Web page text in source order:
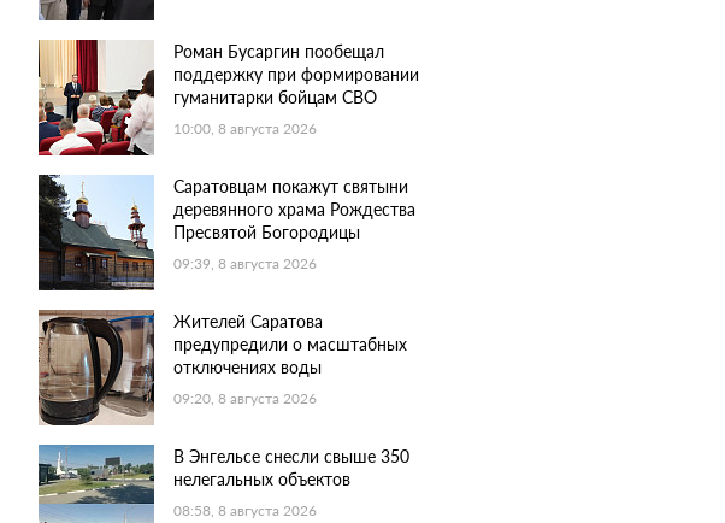
Роман Бусаргин пообещал
поддержку при формировании
гуманитарки бойцам СВО
10:00, 8 августа 2026
Саратовцам покажут святыни
деревянного храма Рождества
Пресвятой Богородицы
09:39, 8 августа 2026
Жителей Саратова
предупредили о масштабных
отключениях воды
09:20, 8 августа 2026
В Энгельсе снесли свыше 350
нелегальных объектов
08:58, 8 августа 2026